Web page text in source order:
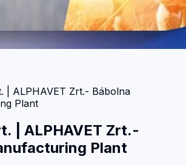
ALPHAVET Zrt.- Bábolna
Plant
ALPHAVET Zrt.-
Plant